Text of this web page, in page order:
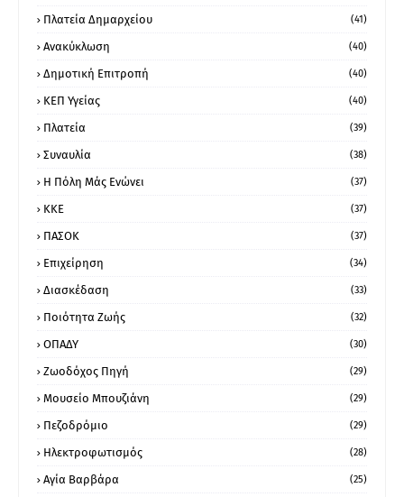
Πλατεία Δημαρχείου (41)
Ανακύκλωση (40)
Δημοτική Επιτροπή (40)
ΚΕΠ Υγείας (40)
Πλατεία (39)
Συναυλία (38)
Η Πόλη Μάς Ενώνει (37)
ΚΚΕ (37)
ΠΑΣΟΚ (37)
Επιχείρηση (34)
Διασκέδαση (33)
Ποιότητα Ζωής (32)
ΟΠΑΔΥ (30)
Ζωοδόχος Πηγή (29)
Μουσείο Μπουζιάνη (29)
Πεζοδρόμιο (29)
Ηλεκτροφωτισμός (28)
Αγία Βαρβάρα (25)